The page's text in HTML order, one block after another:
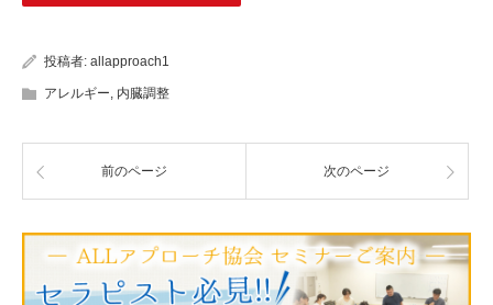
投稿者: allapproach1
アレルギー, 内臓調整
前のページ 次のページ